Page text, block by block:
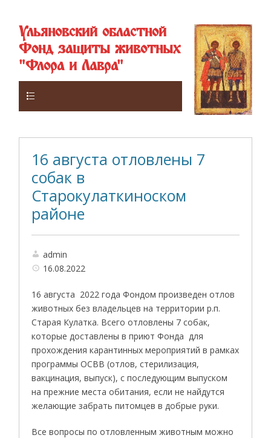
Ульяновский областной
Фонд защиты животных
"Флора и Лавра"
16 августа отловлены 7
собак в
Старокулаткиноском
районе
admin
16.08.2022
16 августа 2022 года Фондом произведен отлов
животных без владельцев на территории р.п.
Старая Кулатка. Всего отловлены 7 собак,
которые доставлены в приют Фонда для
прохождения карантинных мероприятий в рамках
программы ОСВВ (отлов, стерилизация,
вакцинация, выпуск), с последующим выпуском
на прежние места обитания, если не найдутся
желающие забрать питомцев в добрые руки.
Все вопросы по отловленным животным можно